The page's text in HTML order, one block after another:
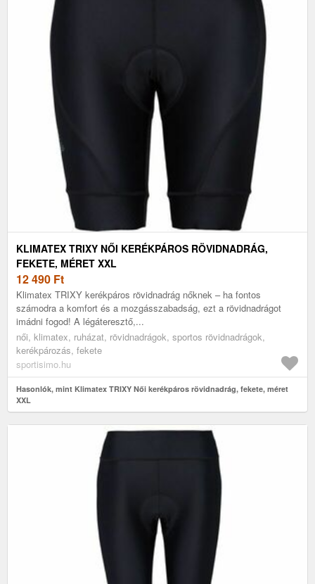
KLIMATEX TRIXY NŐI KERÉKPÁROS RÖVIDNADRÁG,
FEKETE, MÉRET XXL
12 490 Ft
Klimatex TRIXY kerékpáros rövidnadrág nőknek – ha fontos
számodra a komfort és a mozgásszabadság, ezt a rövidnadrágot
imádni fogod! A légáteresztő,...
női, klimatex, ruházat, rövidnadrágok, sportos rövidnadrágok,
kerékpározás, fekete
sportisimo.hu
Hasonlók, mint Klimatex TRIXY Női kerékpáros rövidnadrág, fekete, méret
XXL